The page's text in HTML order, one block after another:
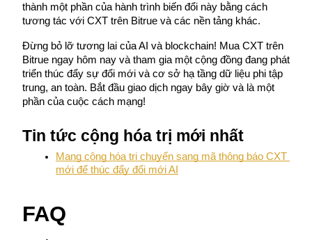
Đối tác Bitrue
thành một phần của hành trình biến đổi này bằng cách
tương tác với CXT trên Bitrue và các nền tảng khác.
Đừng bỏ lỡ tương lai của AI và blockchain! Mua CXT trên
Bitrue ngay hôm nay và tham gia một cộng đồng đang phát
triển thúc đẩy sự đổi mới và cơ sở hạ tầng dữ liệu phi tập
trung, an toàn. Bắt đầu giao dịch ngay bây giờ và là một
phần của cuộc cách mạng!
Tin tức cộng hóa trị mới nhất
Mạng cộng hóa trị chuyển sang mã thông báo CXT
mới để thúc đẩy đổi mới AI
FAQ